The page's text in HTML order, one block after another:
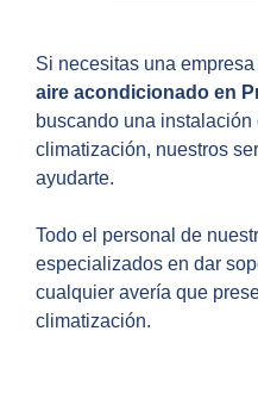
Si necesitas una
aire acondicionado en
buscando una
climatización, nuestros
ayudarte.
Todo el personal de
especializados en dar
cualquier avería que
climatización.